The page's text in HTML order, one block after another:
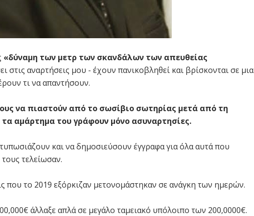
«δύναμη των μετρ των σκανδάλων των απευθείας
στις αναρτήσεις μου - έχουν πανικοβληθεί και βρίσκονται σε μια
τι να απαντήσουν.
να πιαστούν από το σωσίβιο σωτηρίας μετά από τη
αμάρτημα του γράφουν μόνο ασυναρτησίες.
και να δημοσιεύσουν έγγραφα για όλα αυτά που
τελείωσαν.
που το 2019 εξόρκιζαν μετονομάστηκαν σε ανάγκη των ημερών.
άλλαξε απλά σε μεγάλο ταμειακό υπόλοιπο των 200,0000€.